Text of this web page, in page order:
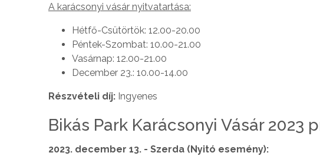
A karácsonyi vásár nyitvatartása:
Hétfő-Csütörtök: 12.00-20.00
Péntek-Szombat: 10.00-21.00
Vasárnap: 12.00-21.00
December 23.: 10.00-14.00
Részvételi díj: Ingyenes
Bikás Park Karácsonyi Vásár 2023
2023. december 13. - Szerda (Nyitó esemény):